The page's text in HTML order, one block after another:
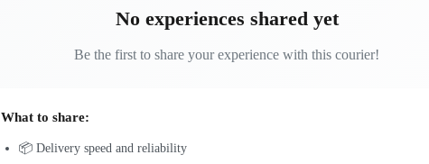
No experiences shared yet
Be the first to share your experience with this courier!
What to share:
📦 Delivery speed and reliability